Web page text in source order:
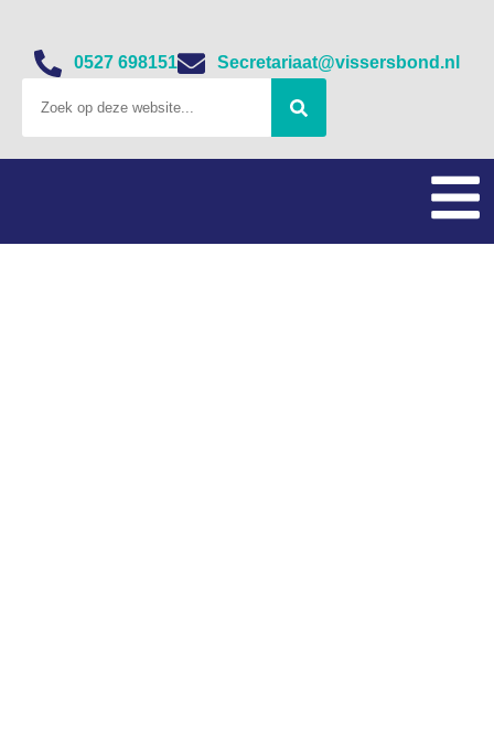
0527 698151 Secretariaat@vissersbond.nl